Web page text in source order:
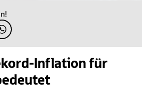
Inflation für